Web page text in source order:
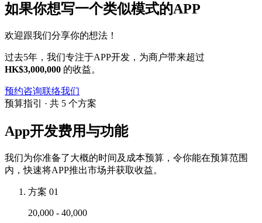
如果你想写一个类似模式的APP
欢迎跟我们分享你的想法！
过去5年，我们专注于APP开发，为商户带来超过
HK$3,000,000 的收益。
预约咨询联络我们
预算指引 · 共 5 个方案
App开发费用与功能
我们为你准备了大概的时间及成本预算，令你能在预算范围
内，快速将APP推出市场并获取收益。
方案 01
20,000 - 40,000